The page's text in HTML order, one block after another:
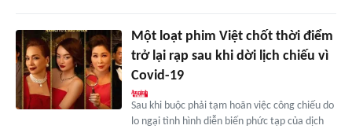
Một loạt phim Việt chốt thời điểm
trở lại rạp sau khi dời lịch chiếu vì
Covid-19
Sau khi buộc phải tạm hoãn việc công chiếu do
lo ngại tình hình diễn biến phức tạp của dịch